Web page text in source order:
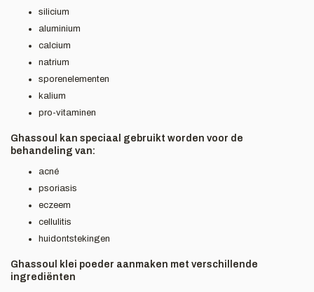
silicium
aluminium
calcium
natrium
sporenelementen
kalium
pro-vitaminen
Ghassoul kan speciaal gebruikt worden voor de
behandeling van:
acné
psoriasis
eczeem
cellulitis
huidontstekingen
Ghassoul klei poeder aanmaken met verschillende
ingrediënten